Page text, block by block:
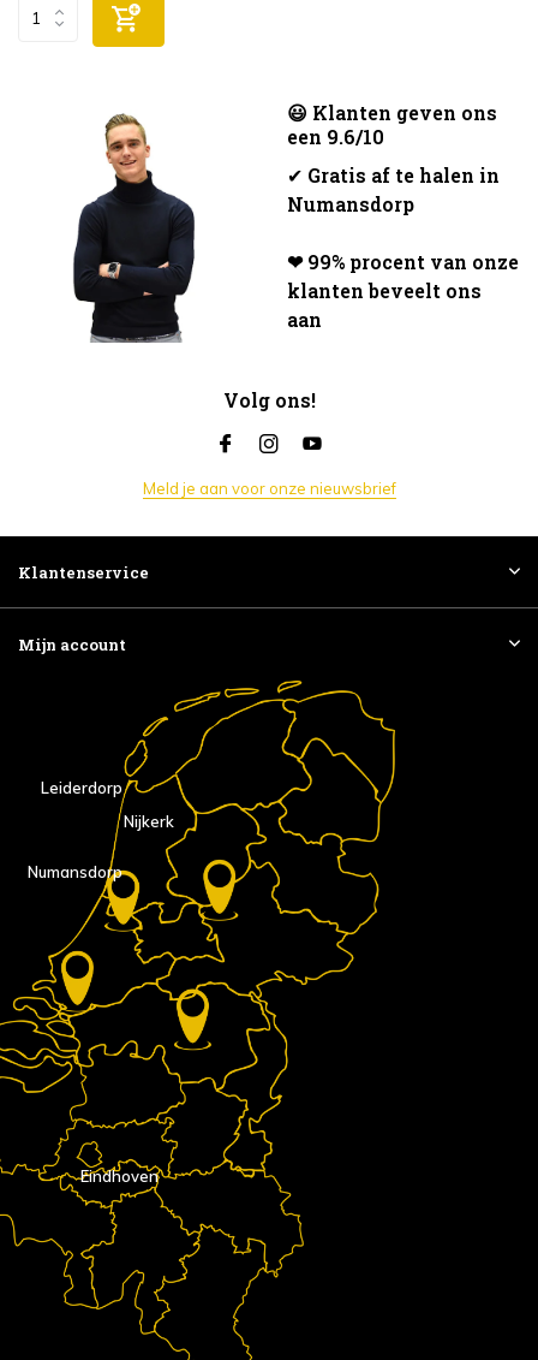
😃 Klanten geven ons
een 9.6/10
✔ Gratis af te halen in
Numansdorp
❤ 99% procent van onze
klanten beveelt ons
aan
Volg ons!
Meld je aan voor onze nieuwsbrief
Klantenservice
Mijn account
Eindhoven
Nijkerk
Numansdorp
Leiderdorp